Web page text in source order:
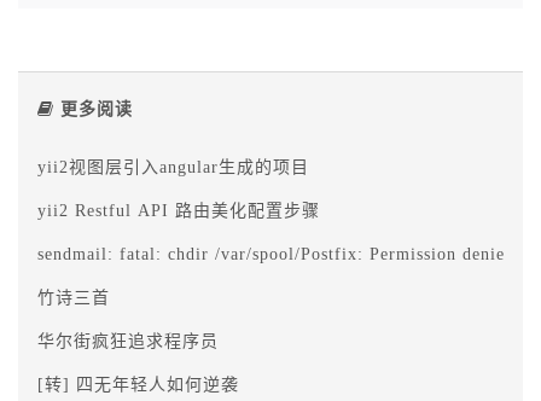
更多阅读
yii2视图层引入angular生成的项目
yii2 Restful API 路由美化配置步骤
sendmail: fatal: chdir /var/spool/Postfix: Permission denied
竹诗三首
华尔街疯狂追求程序员
[转] 四无年轻人如何逆袭